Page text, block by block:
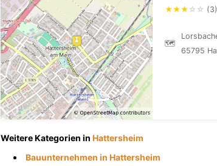
★★★ ☆ ☆ (3)
🗺
65795
Weitere Kategorien in Hattersheim
Bauunternehmen in Hattersheim